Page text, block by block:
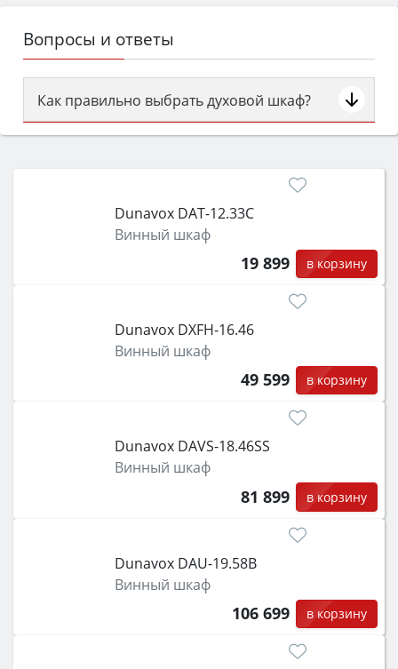
Вопросы и ответы
Как правильно выбрать духовой шкаф?
Сначала определитесь с типом (газовый или
затем смотрите на объём 50–70 л для семьи,
функции (конвекция, гриль, самоочистка,
защита от детей).
Dunavox DAT-12.33C
Винный шкаф
19 899 в корзину
Dunavox DXFH-16.46
Винный шкаф
49 599 в корзину
Dunavox DAVS-18.46SS
Винный шкаф
81 899 в корзину
Dunavox DAU-19.58B
Винный шкаф
106 699 в корзину